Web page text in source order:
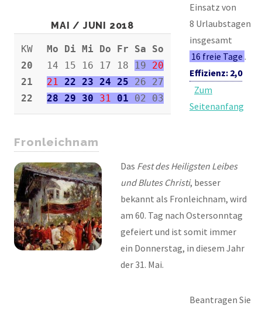
MAI / JUNI 2018
KW
20
21
22
Mo Di Mi Do Fr Sa So
14 15 16 17 18
19 20
21
22 23 24 25 26 27
28 29 30
31 01 02 03
Einsatz von
8 Urlaubstagen
insgesamt
16 freie Tage .
Effizienz: 2,0
Zum
Seitenanfang
Fronleichnam
Das Fest des Heiligsten Leibes
und Blutes Christi, besser
bekannt als Fronleichnam, wird
am 60. Tag nach Ostersonntag
gefeiert und ist somit immer
ein Donnerstag, in diesem Jahr
der 31. Mai.
Beantragen Sie